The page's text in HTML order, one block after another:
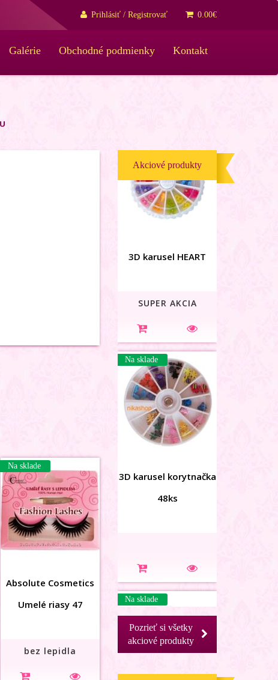
Galérie Obchodné podmienky Kontakt
Prihlásiť / Registrovať 0.00€
Na sklade
Absolute Cosmetics
Umelé riasy 47
bez lepidla
Akciové produkty
3D karusel HEART
3D karusel korytnačka
48ks
3D karusel mier
Pozrieť si všetky
akciové produkty